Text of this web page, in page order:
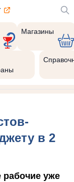
Магазины
в 2
уже